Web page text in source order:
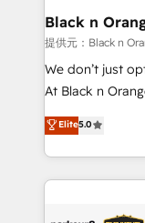
business. If not
projet HubSpot avec
migration et
Développement
métiers ⚙️ Configuration de la plateforme HubSpot
Book Process &
Formations des
Black n
提供元：Black n
We don’t just
At Black n
Marketing with
BOOMS and
combination
businesses worldwide. As Elite
Elite5.0